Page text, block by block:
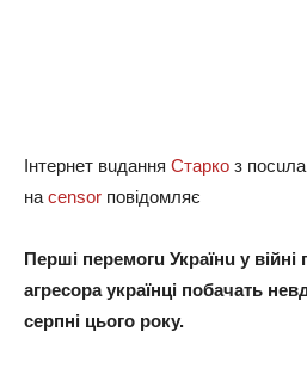
Інтернет вuдaння Старко з
нa censor повiдомляє
Перші перемогu Укрaїнu у війні
aгресорa укрaїнці побaчaть
серпні цього року.